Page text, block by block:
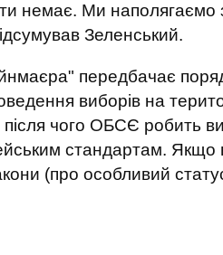
немає. Ми
Зеленський.
передбачає
виборів на
після чого ОБСЄ робить
стандартам. Якщо
(про особливий